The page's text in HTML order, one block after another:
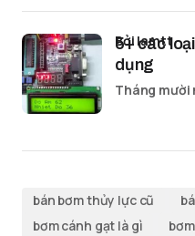
5+ các
dụng
bởi lamtt
Tháng mười
bán bơm thủy lực cũ
bơm cánh gạt là gì